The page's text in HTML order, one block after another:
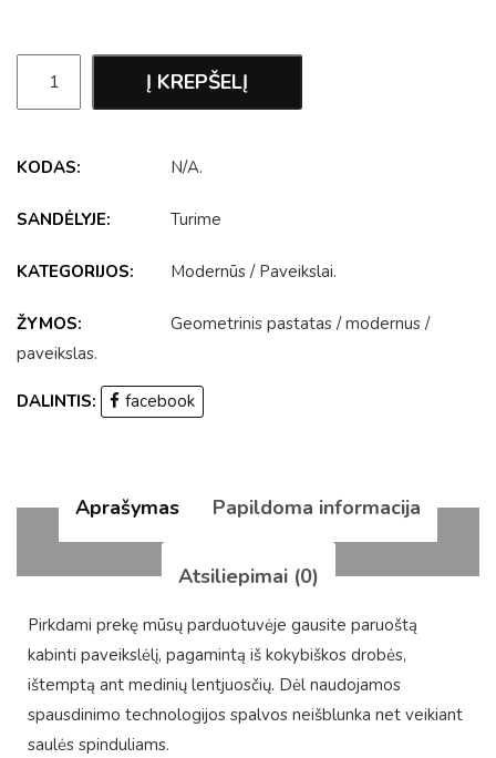
Į KREPŠELĮ
KODAS: N/A.
SANDĖLYJE: Turime
KATEGORIJOS: Modernūs / Paveikslai.
ŽYMOS: Geometrinis pastatas /modernus /
paveikslas.
DALINTIS: facebook
Aprašymas Papildoma informacija
Atsiliepimai (0)
Pirkdami prekę mūsų parduotuvėje gausite paruoštą
kabinti paveikslėlį, pagamintą iš kokybiškos drobės,
ištemptą ant medinių lentjuosčių. Dėl naudojamos
spausdinimo technologijos spalvos neišblunka net veikiant
saulės spinduliams.